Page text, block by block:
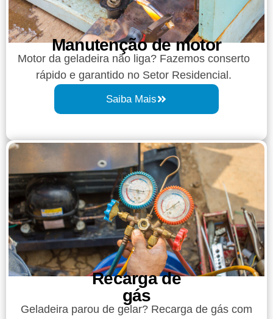
Manutenção de motor
Motor da geladeira não liga? Fazemos conserto
rápido e garantido no Setor Residencial.
Saiba Mais
Recarga de
gás
Geladeira parou de gelar? Recarga de gás com